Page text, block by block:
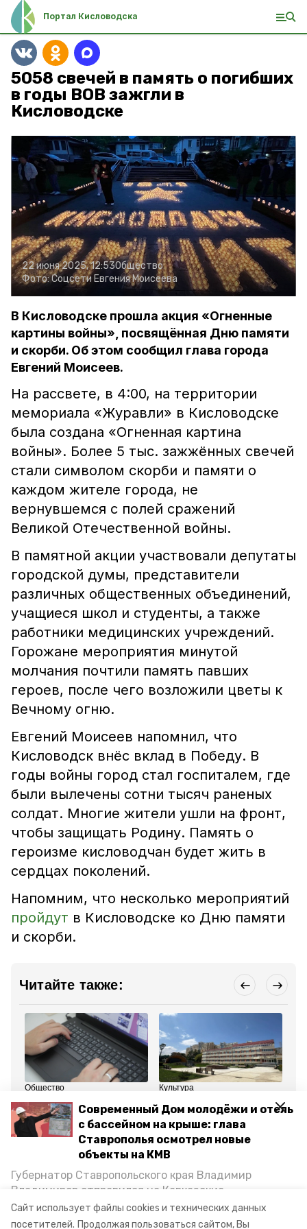
Сайт использует файлы cookies и технических данных
посетителей. Продолжая пользоваться сайтом, Вы
Современный Дом молодёжи и отель
с бассейном на крыше: глава
Ставрополья осмотрел новые
объекты на КМВ
Губернатор Ставропольского края Владимир
Владимиров отправился на Кавказские
Минеральные Воды, чтобы проинспектировать
строительство объектов в Кисловодске и
Портал Кисловодска
5058 свечей в память о погибших
в годы ВОВ зажгли в
Кисловодске
22 июня 2025, 12:53Общество
Фото:Соцсети Евгения Моисеева
В Кисловодске прошла акция «Огненные
картины войны», посвящённая Дню памяти
и скорби. Об этом сообщил глава города
Евгений Моисеев.
На рассвете, в 4:00, на территории
мемориала «Журавли» в Кисловодске
была создана «Огненная картина
войны». Более 5 тыс. зажжённых свечей
стали символом скорби и памяти о
каждом жителе города, не
вернувшемся с полей сражений
Великой Отечественной войны.
В памятной акции участвовали депутаты
городской думы, представители
различных общественных объединений,
учащиеся школ и студенты, а также
работники медицинских учреждений.
Горожане мероприятия минутой
молчания почтили память павших
героев, после чего возложили цветы к
Вечному огню.
Евгений Моисеев напомнил, что
Кисловодск внёс вклад в Победу. В
годы войны город стал госпиталем, где
были вылечены сотни тысяч раненых
солдат. Многие жители ушли на фронт,
чтобы защищать Родину. Память о
героизме кисловодчан будет жить в
сердцах поколений.
Напомним, что несколько мероприятий
пройдут в Кисловодске ко Дню памяти
и скорби.
Читайте также:
Общество
20 июня 2025, 16:09
Кисловодчане могут
голосовать в конкурсе
проектов инициативного
бюджетирования
Культура
Музыкальную школу
Рахманинова в
Кисловодске
отремонтировали и
благоустроили
Все новости